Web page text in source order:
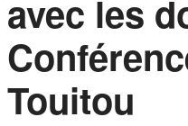
avec les
Touitou